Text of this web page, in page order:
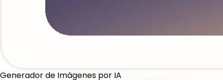
Generador de Imágenes por IA